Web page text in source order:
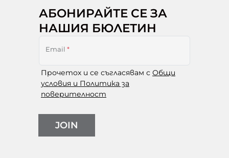
АБОНИРАЙТЕ СЕ ЗА
НАШИЯ БЮЛЕТИН
Email *
Прочетох и се съгласявам с Общи
условия и Политика за
поверителност
JOIN